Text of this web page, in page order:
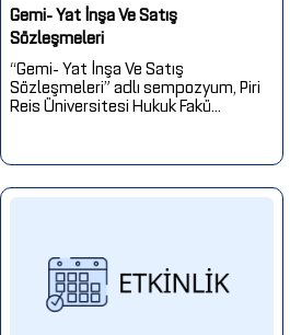
Gemi- Yat İnşa Ve Satış
Sözleşmeleri
“Gemi- Yat İnşa Ve Satış
Sözleşmeleri” adlı sempozyum, Piri
Reis Üniversitesi Hukuk Fakü...